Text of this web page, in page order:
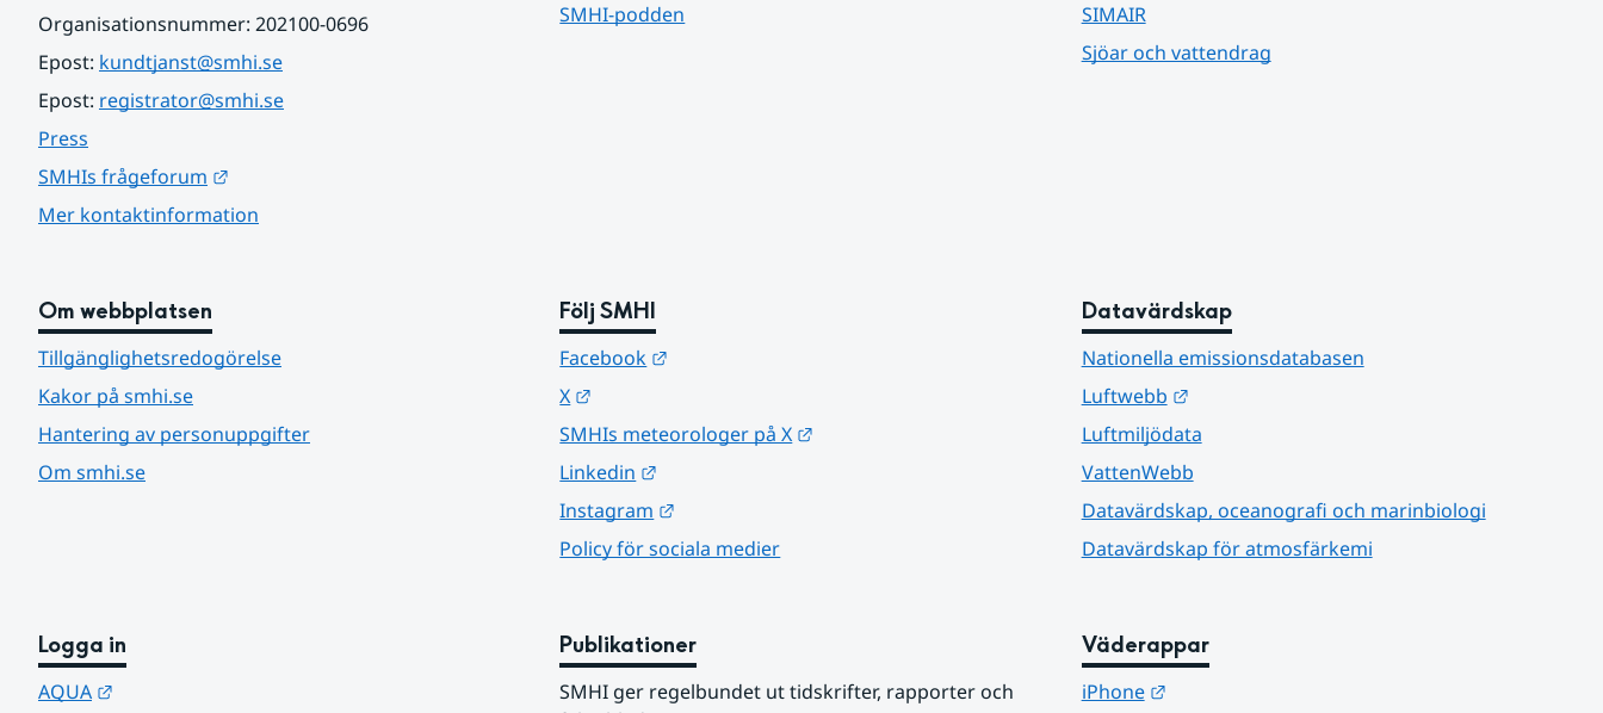
Organisationsnummer: 202100-0696
Epost: kundtjanst@smhi.se
Epost: registrator@smhi.se
Press
SMHIs frågeforum
Mer kontaktinformation
SMHI-podden
SIMAIR
Sjöar och vattendrag
Om webbplatsen
Tillgänglighetsredogörelse
Kakor på smhi.se
Hantering av personuppgifter
Om smhi.se
Följ SMHI
Facebook
X
SMHIs meteorologer på X
Linkedin
Instagram
Policy för sociala medier
Datavärdskap
Nationella emissionsdatabasen
Luftwebb
Länk till annan webbplats.
Luftmiljödata
VattenWebb
Datavärdskap, oceanografi och marinbiologi
Datavärdskap för atmosfärkemi
Logga in
AQUA
Publikationer
SMHI ger regelbundet ut tidskrifter, rapporter och
Väderappar
iPhone Länk till annan webbplats.